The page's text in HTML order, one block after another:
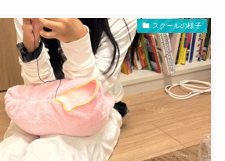
スクールの様子